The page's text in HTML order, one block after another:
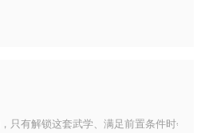
只有解锁这套武学、满足前置条件时会消